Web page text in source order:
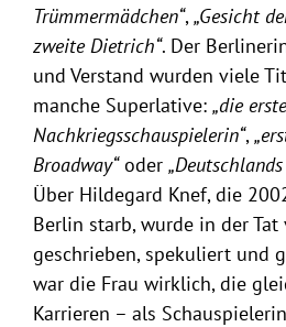
Trümmermädchen“, „Gesicht
zweite Dietrich“. Der
und Verstand wurden viele
manche Superlative: „die
Nachkriegsschauspielerin“,
Broadway“oder
Über Hildegard Knef, die
Berlin starb, wurde in der
geschrieben, spekuliert und
war die Frau wirklich, die
Karrieren – als